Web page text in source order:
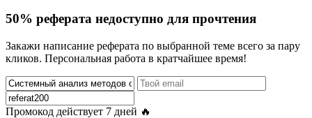
50% реферата недоступно для прочтения
Закажи написание реферата по выбранной теме всего за пару
кликов. Персональная работа в кратчайшее время!
Промокод действует 7 дней 🔥